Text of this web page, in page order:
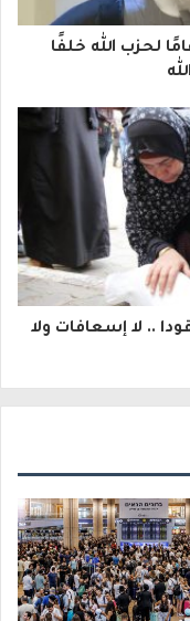
لحزب الله خلفًا
لاهيا.. 93 شهيدا و40 مفقودا .. لا إسعافات ولا